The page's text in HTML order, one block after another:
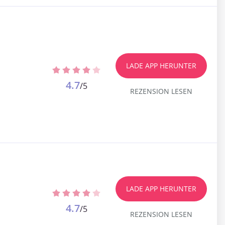
4.7/5
LADE APP HERUNTER
REZENSION LESEN
4.7/5
LADE APP HERUNTER
REZENSION LESEN